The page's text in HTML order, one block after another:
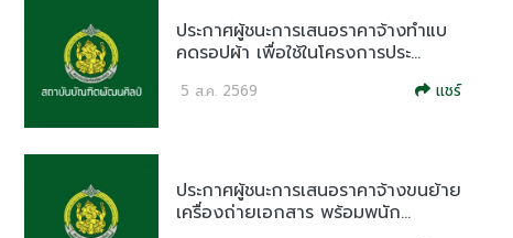
ประกาศผู้ชนะการเสนอราคาจ้างทำแบ
คดรอปผ้า เพื่อใช้ในโครงการประ...
5 ส.ค. 2569 แชร์
ประกาศผู้ชนะการเสนอราคาจ้างขนย้าย
เครื่องถ่ายเอกสาร พร้อมพนัก...